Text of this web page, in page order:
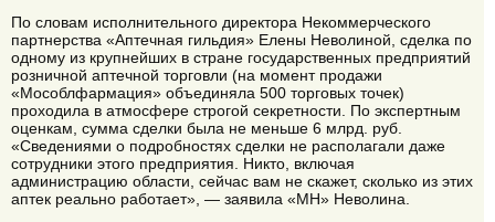
По словам исполнительного директора Некоммерческого
партнерства «Аптечная гильдия» Елены Неволиной, сделка по
одному из крупнейших в стране государственных предприятий
розничной аптечной торговли (на момент продажи
«Мособлфармация» объединяла 500 торговых точек)
проходила в атмосфере строгой секретности. По экспертным
оценкам, сумма сделки была не меньше 6 млрд. руб.
«Сведениями о подробностях сделки не располагали даже
сотрудники этого предприятия. Никто, включая
администрацию области, сейчас вам не скажет, сколько из этих
аптек реально работает», — заявила «МН» Неволина.